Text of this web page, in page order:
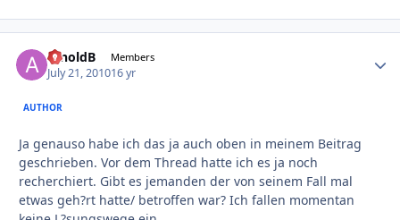
arnoldB Members
July 21, 201016 yr
AUTHOR
Ja genauso habe ich das ja auch oben in meinem Beitrag
geschrieben. Vor dem Thread hatte ich es ja noch
recherchiert. Gibt es jemanden der von seinem Fall mal
etwas geh?rt hatte/ betroffen war? Ich fallen momentan